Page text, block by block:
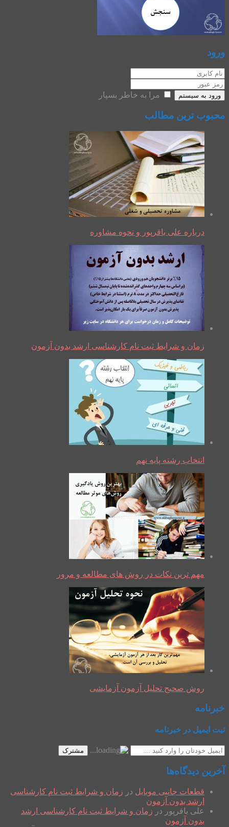
ورود
ورود به سیستم مرا به خاطر بسپار
محبوب ترین مطالب
درباره علی باقرپور و نحوه مشاوره
زمان و شرایط ثبت نام کارشناسی ارشد بدون آزمون
انتخاب رشته پایه نهم
مهم ترین نکات در روش های مطالعه و مرور
روش صحیح تحلیل آزمون آزمایشی
خبرنامه
ثبت ایمیل در خبرنامه
مشترک
آخرین دیدگاه‌ها
قطعات جانبی موبایل در زمان و شرایط ثبت نام کارشناسی
ارشد بدون آزمون
علی باقرپور در زمان و شرایط ثبت نام کارشناسی ارشد
بدون آزمون